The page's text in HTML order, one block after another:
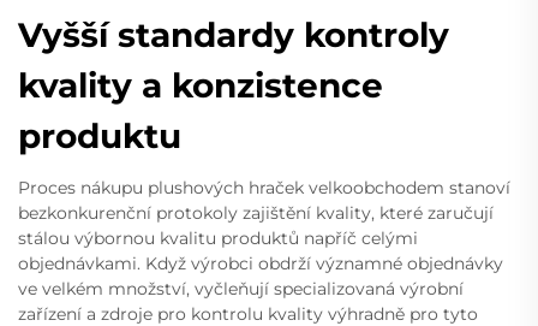
Vyšší standardy kontroly
kvality a konzistence
produktu
Proces nákupu plushových hraček velkoobchodem stanoví
bezkonkurenční protokoly zajištění kvality, které zaručují
stálou výbornou kvalitu produktů napříč celými
objednávkami. Když výrobci obdrží významné objednávky
ve velkém množství, vyčleňují specializovaná výrobní
zařízení a zdroje pro kontrolu kvality výhradně pro tyto